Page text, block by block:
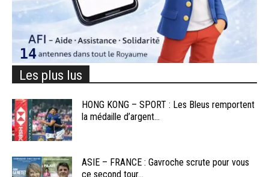
Les plus lus
HONG KONG – SPORT : Les Bleus remportent
la médaille d’argent...
ASIE – FRANCE : Gavroche scrute pour vous
ce second tour...